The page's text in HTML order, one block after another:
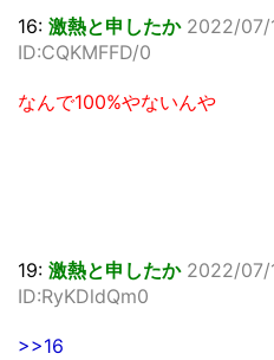
16: 激熱と申したか 2022/07/
ID:CQKMFFD/0
なんで100%やないんや
19: 激熱と申したか 2022/07/
ID:RyKDldQm0
>>16